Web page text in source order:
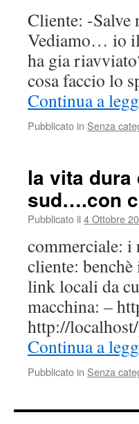
Cliente: -Salve
Vediamo… io
ha gia
cosa faccio lo
Continua a
Pubblicato in Senza
la vita
sud….con
Pubblicato il 4 Ottobre
commerciale:
cliente:
link locali da
macchina: –
http://
Continua a
Pubblicato in Senza